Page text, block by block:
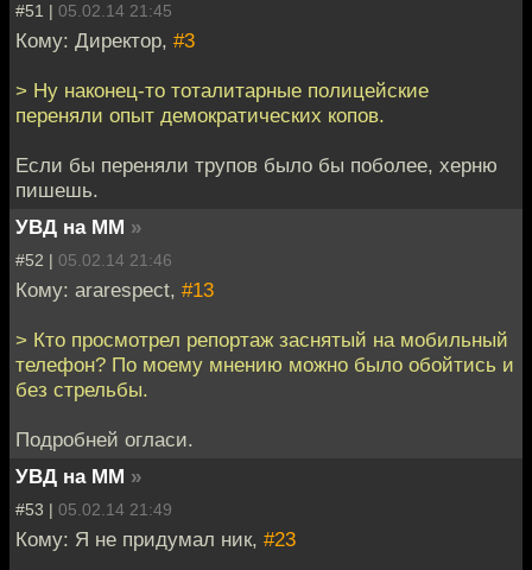
#51 | 05.02.14 21:45
Кому: Директор, #3
> Ну наконец-то тоталитарные полицейские
переняли опыт демократических копов.
Если бы переняли трупов было бы поболее, херню
пишешь.
УВД на ММ »
#52 | 05.02.14 21:46
Кому: ararespect, #13
> Кто просмотрел репортаж заснятый на мобильный
телефон? По моему мнению можно было обойтись и
без стрельбы.
Подробней огласи.
УВД на ММ »
#53 | 05.02.14 21:49
Кому: Я не придумал ник, #23